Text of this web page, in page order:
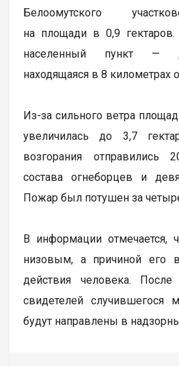
Белоомутского
на площади в 0,9
населенный пункт —
находящаяся в 8 километрах
Из-за сильного ветра
увеличилась до 3,7
возгорания отправились
состава огнеборцев и
Пожар был потушен за
В информации отмечается,
низовым, а причиной его
действия человека.
свидетелей случившегося
будут направлены в